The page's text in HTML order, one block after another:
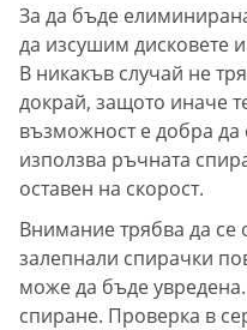
За да бъде
да изсушим дисковете
В никакъв случай не
докрай, защото иначе
възможност е добра да
използва ръчната
оставен на скорост.
Внимание трябва да се
залепнали спирачки
може да бъде
спиране. Проверка в